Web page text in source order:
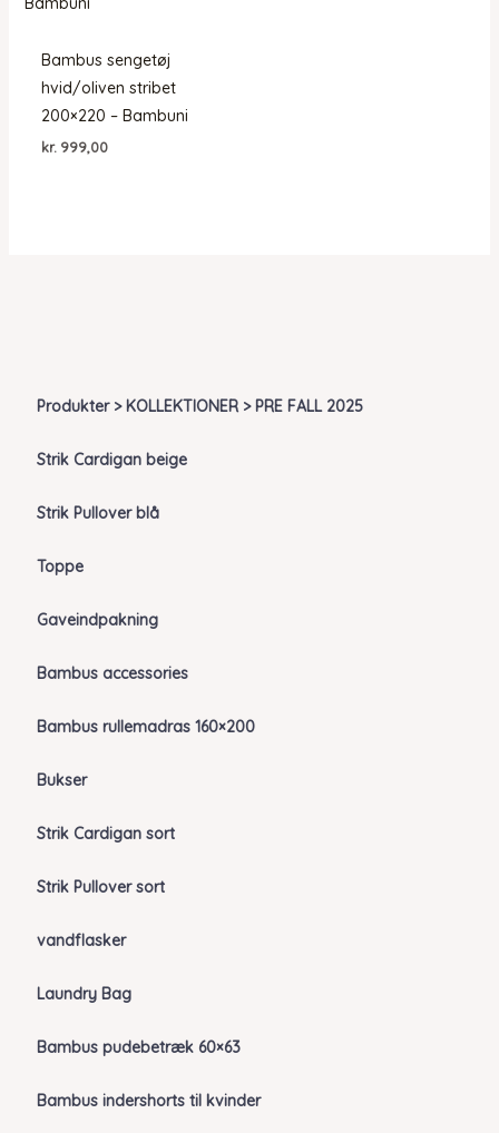
Produkter > KOLLEKTIONER > PRE FALL 2025
Strik Cardigan beige
Strik Pullover blå
Toppe
Gaveindpakning
Bambus accessories
Bambus rullemadras 160×200
Bukser
Strik Cardigan sort
Strik Pullover sort
vandflasker
Laundry Bag
Bambus pudebetræk 60×63
Bambus indershorts til kvinder
Bambus sengetøj
hvid/oliven stribet
200×220 – Bambuni
kr. 999,00